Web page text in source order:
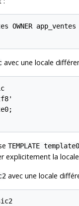
OWNER
avec une locale
TEMPLATE template0
explicitement la
avec une locale